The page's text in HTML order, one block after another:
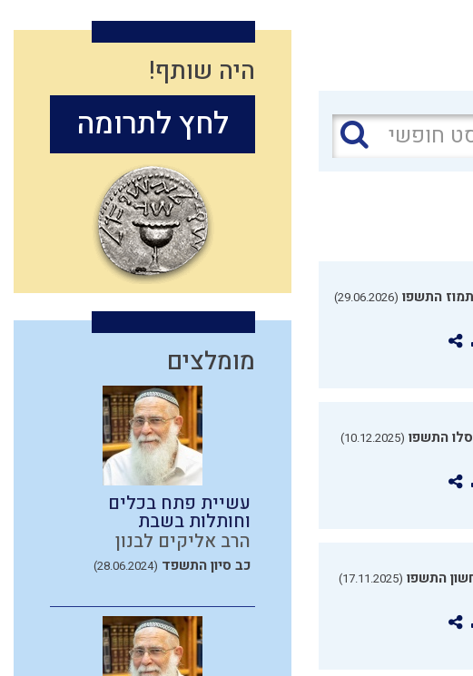
התשפו (29.06.2026)
התשפו (10.12.2025)
התשפו (17.11.2025)
היה שותף!
לחץ לתרומה
מומלצים
עשיית פתח בכלים
וחותלות בשבת
הרב אליקים לבנון
כב סיון התשפד (28.06.2024)